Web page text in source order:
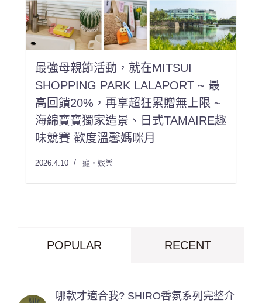
最強母親節活動，就在MITSUI
SHOPPING PARK LALAPORT ~ 最
高回饋20%，再享超狂累贈無上限 ~
海綿寶寶獨家造景、日式TAMAIRE趣
味競賽 歡度溫馨媽咪月
2026.4.10 癮・娛樂
POPULAR RECENT
哪款才適合我? SHIRO香氛系列完整介